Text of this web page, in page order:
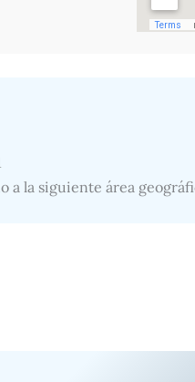
a la siguiente área